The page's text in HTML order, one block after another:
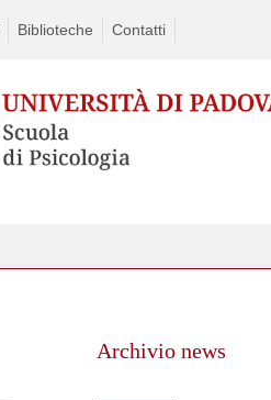
Biblioteche Contatti
Archivio news